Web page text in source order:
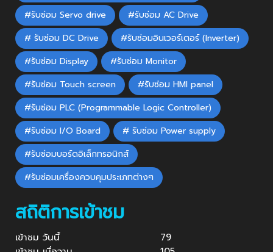
#รับซ่อม Servo drive
#รับซ่อม AC Drive
# รับซ่อม DC Drive
#รับซ่อมอินเวอร์เตอร์ (Inverter)
#รับซ่อม Display
#รับซ่อม Monitor
#รับซ่อม Touch screen
#รับซ่อม HMI panel
#รับซ่อม PLC (Programmable Logic Controller)
#รับซ่อม I/O Board
# รับซ่อม Power supply
#รับซ่อมบอร์ดอิเล็กทรอนิกส์
#รับซ่อมเครื่องควบคุมประเภทต่างๆ
สถิติการเข้าชม
เข้าชม วันนี้
79